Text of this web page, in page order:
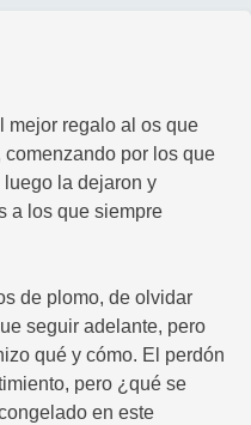
mejor regalo al os que
por los que
luego la dejaron y
a los que siempre
de plomo, de olvidar
seguir adelante, pero
qué y cómo. El perdón
pero ¿qué se
en este